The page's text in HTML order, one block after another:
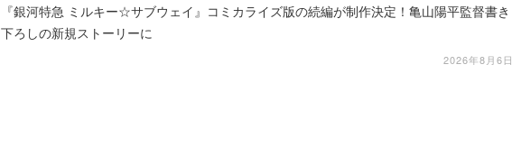
『銀河特急 ミルキー☆サブウェイ』コミカライズ版の続編が制作決定！亀山陽平監督書き
下ろしの新規ストーリーに
2026年8月6日